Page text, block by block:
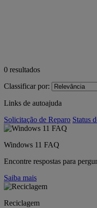
0 resultados
Classificar por:
Links de autoajuda
Solicitação de Reparo Status
Windows 11 FAQ
Encontre respostas para
Saiba mais
Reciclagem